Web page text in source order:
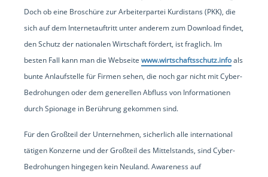
Doch ob eine Broschüre zur Arbeiterpartei Kurdistans (PKK), die
sich auf dem Internetauftritt unter anderem zum Download findet,
den Schutz der nationalen Wirtschaft fördert, ist fraglich. Im
besten Fall kann man die Webseite www.wirtschaftsschutz.infoals
bunte Anlaufstelle für Firmen sehen, die noch gar nicht mit Cyber-
Bedrohungen oder dem generellen Abfluss von Informationen
durch Spionage in Berührung gekommen sind.
Für den Großteil der Unternehmen, sicherlich alle international
tätigen Konzerne und der Großteil des Mittelstands, sind Cyber-
Bedrohungen hingegen kein Neuland. Awareness auf